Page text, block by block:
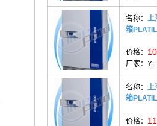
名称： 上
箱
价格：
厂家： Y|
名称： 上
箱
价格：